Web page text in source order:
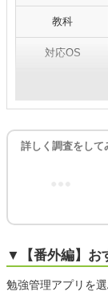
教科
対応OS
詳しく調査をして
▼【番外編】お
勉強管理アプリを